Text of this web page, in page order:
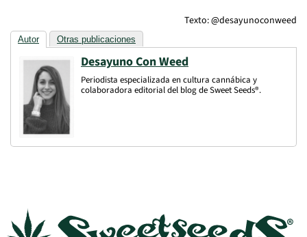
Texto: @desayunoconweed
Autor Otras publicaciones
Desayuno Con Weed
Periodista especializada en cultura cannábica y
colaboradora editorial del blog de Sweet Seeds®.